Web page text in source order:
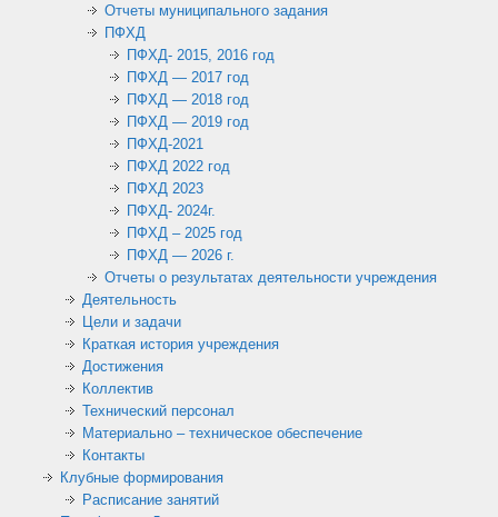
Отчеты муниципального задания
ПФХД
ПФХД- 2015, 2016 год
ПФХД — 2017 год
ПФХД — 2018 год
ПФХД — 2019 год
ПФХД-2021
ПФХД 2022 год
ПФХД 2023
ПФХД- 2024г.
ПФХД – 2025 год
ПФХД — 2026 г.
Отчеты о результатах деятельности учреждения
Деятельность
Цели и задачи
Краткая история учреждения
Достижения
Коллектив
Технический персонал
Материально – техническое обеспечение
Контакты
Клубные формирования
Расписание занятий